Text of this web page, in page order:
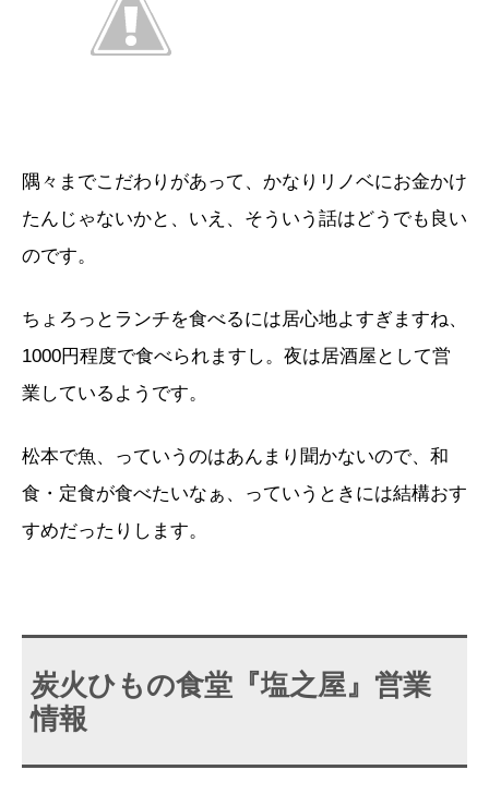
隅々までこだわりがあって、かなりリノベにお金かけ
たんじゃないかと、いえ、そういう話はどうでも良い
のです。
ちょろっとランチを食べるには居心地よすぎますね、
1000円程度で食べられますし。夜は居酒屋として営
業しているようです。
松本で魚、っていうのはあんまり聞かないので、和
食・定食が食べたいなぁ、っていうときには結構おす
すめだったりします。
炭火ひもの食堂『塩之屋』営業
情報